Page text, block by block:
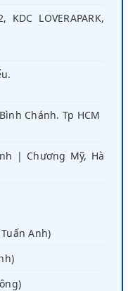
LOVERAPARK,
Chánh. Tp HCM
| Chương Mỹ, Hà
Anh)